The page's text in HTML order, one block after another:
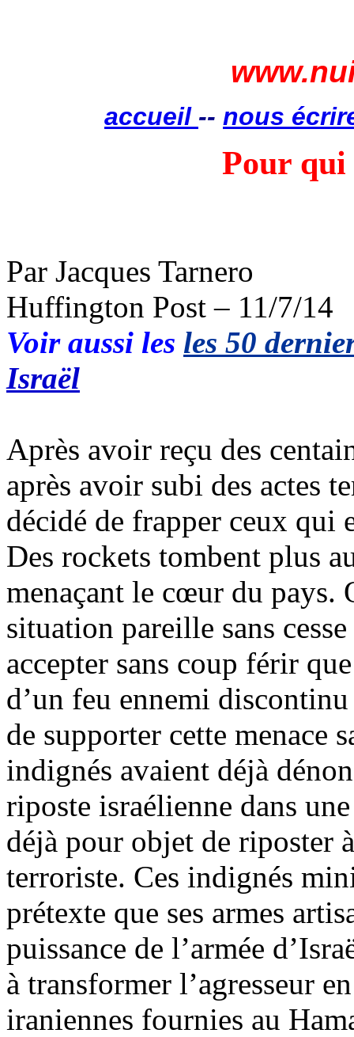
accueil -- nous
Pour qui
Par Jacques Tarnero
Huffington Post – 11/7/14
Voir aussi les les 50
Israël
Après avoir reçu des
après avoir subi des actes
décidé de frapper ceux qui
Des rockets tombent plus
menaçant le cœur du pays.
situation pareille sans
accepter sans coup férir
d’un feu ennemi
de supporter cette menace
indignés avaient déjà
riposte israélienne dans
déjà pour objet de riposter
terroriste. Ces indignés
prétexte que ses armes
puissance de l’armée
à transformer l’agresseur
iraniennes fournies au